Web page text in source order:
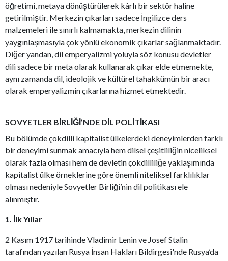
öğretimi, metaya dönüştürülerek kârlı bir sektör haline
getirilmiştir. Merkezin çıkarları sadece İngilizce ders
malzemeleri ile sınırlı kalmamakta, merkezin dilinin
yaygınlaşmasıyla çok yönlü ekonomik çıkarlar sağlanmaktadır.
Diğer yandan, dil emperyalizmi yoluyla söz konusu devletler
dili sadece bir meta olarak kullanarak çıkar elde etmemekte,
aynı zamanda dil, ideolojik ve kültürel tahakkümün bir aracı
olarak emperyalizmin çıkarlarına hizmet etmektedir.
SOVYETLER BİRLİĞİ’NDE DİL POLİTİKASI
Bu bölümde çokdilli kapitalist ülkelerdeki deneyimlerden farklı
bir deneyimi sunmak amacıyla hem dilsel çeşitliliğin niceliksel
olarak fazla olması hem de devletin çokdilliliğe yaklaşımında
kapitalist ülke örneklerine göre önemli niteliksel farklılıklar
olması nedeniyle Sovyetler Birliği’nin dil politikası ele
alınmıştır.
1. İlk Yıllar
2 Kasım 1917 tarihinde Vladimir Lenin ve Josef Stalin
tarafından yazılan Rusya İnsan Hakları Bildirgesi'nde Rusya’da